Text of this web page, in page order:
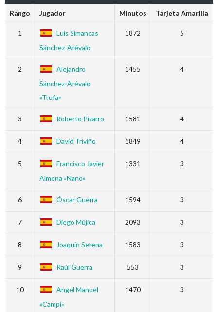
Rango Jugador Minutos Tarjeta Amarilla
1
Luis Simancas
Sánchez-Arévalo
1872 5
2
Alejandro
Sánchez-Arévalo
«Trufa»
1455 4
3 Roberto Pizarro 1581 4
4 David Triviño 1849 4
5
Francisco Javier
Almena «Nano»
1331 3
6 Óscar Guerra 1594 3
7 Diego Mújica 2093 3
8 Joaquín Serena 1583 3
9 Raúl Guerra 553 3
10
Angel Manuel
«Campi»
1470 3